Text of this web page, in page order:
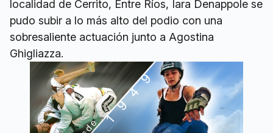
localidad de Cerrito, Entre Ríos, Iara Denappole se
pudo subir a lo más alto del podio con una
sobresaliente actuación junto a Agostina
Ghigliazza.